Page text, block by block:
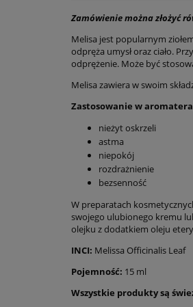
Zamówienie można złożyć
Melisa jest popularnym
odpręża umysł oraz ciało.
odprężenie. Może być
Melisa zawiera w swoim
Zastosowanie w
nieżyt oskrzeli
astma
niepokój
rozdrażnienie
bezsenność
W preparatach
swojego ulubionego kremu
olejku z dodatkiem oleju
INCI: Melissa Officinalis Leaf
Pojemność: 15 ml
Wszystkie produkty są